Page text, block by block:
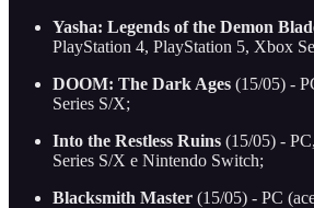
Yasha: Legends of the Demon
PlayStation 4, PlayStation 5, Xbox
DOOM: The Dark Ages (15/05) -
Series S/X;
Into the Restless Ruins (15/05) -
Series S/X e Nintendo Switch;
Blacksmith Master (15/05) - PC